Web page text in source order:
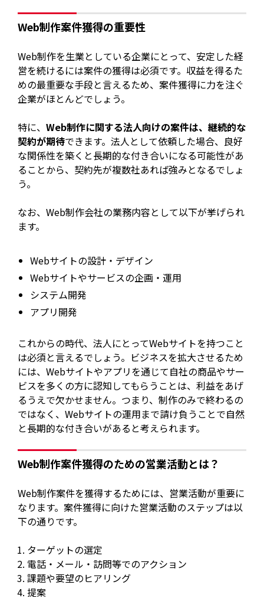
Web制作案件獲得の重要性
Web制作を生業としている企業にとって、安定した経
営を続けるには案件の獲得は必須です。収益を得るた
めの最重要な手段と言えるため、案件獲得に力を注ぐ
企業がほとんどでしょう。
特に、Web制作に関する法人向けの案件は、継続的な
契約が期待できます。法人として依頼した場合、良好
な関係性を築くと長期的な付き合いになる可能性があ
ることから、契約先が複数社あれば強みとなるでしょ
う。
なお、Web制作会社の業務内容として以下が挙げられ
ます。
Webサイトの設計・デザイン
Webサイトやサービスの企画・運用
システム開発
アプリ開発
これからの時代、法人にとってWebサイトを持つこと
は必須と言えるでしょう。ビジネスを拡大させるため
には、Webサイトやアプリを通じて自社の商品やサー
ビスを多くの方に認知してもらうことは、利益をあげ
るうえで欠かせません。つまり、制作のみで終わるの
ではなく、Webサイトの運用まで請け負うことで自然
と長期的な付き合いがあると考えられます。
Web制作案件獲得のための営業活動とは？
Web制作案件を獲得するためには、営業活動が重要に
なります。案件獲得に向けた営業活動のステップは以
下の通りです。
ターゲットの選定
電話・メール・訪問等でのアクション
課題や要望のヒアリング
提案